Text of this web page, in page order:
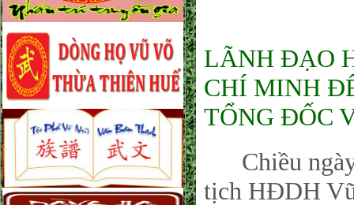
LÃNH ĐẠO
CHÍ MINH
TỔNG ĐỐC
Chiều ngày
tịch HĐDH